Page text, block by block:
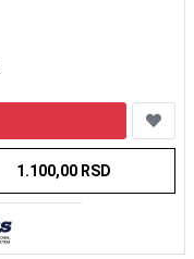
1.100,00 RSD